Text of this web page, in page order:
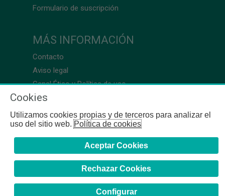
Formulario de suscripción
MÁS INFORMACIÓN
Contacto
Aviso legal
Canal Ético y Política de uso
Cookies
Utilizamos cookies propias y de terceros para analizar el
uso del sitio web.Política de cookies
Aceptar Cookies
Rechazar Cookies
Configurar